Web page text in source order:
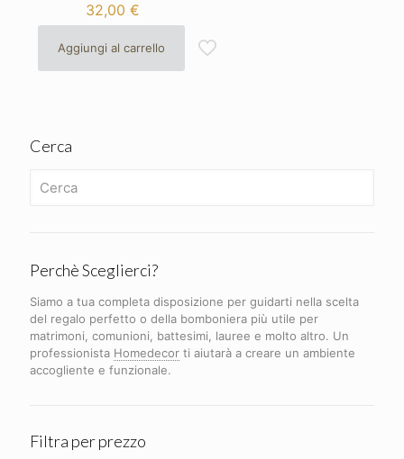
32,00 €
Aggiungi al carrello
Cerca
Perchè Sceglierci?
Siamo a tua completa disposizione per guidarti nella scelta
del regalo perfetto o della bomboniera più utile per
matrimoni, comunioni, battesimi, lauree e molto altro. Un
professionista Homedecor ti aiutarà a creare un ambiente
accogliente e funzionale.
Filtra per prezzo